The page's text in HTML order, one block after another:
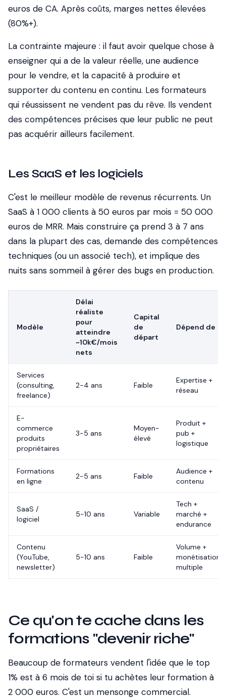
euros de CA. Après coûts, marges nettes élevées
(80%+).
La contrainte majeure : il faut avoir quelque chose à
enseigner qui a de la valeur réelle, une audience
pour le vendre, et la capacité à produire et
supporter du contenu en continu. Les formateurs
qui réussissent ne vendent pas du rêve. Ils vendent
des compétences précises que leur public ne peut
pas acquérir ailleurs facilement.
Les SaaS et les logiciels
C'est le meilleur modèle de revenus récurrents. Un
SaaS à 1 000 clients à 50 euros par mois = 50 000
euros de MRR. Mais construire ça prend 3 à 7 ans
dans la plupart des cas, demande des compétences
techniques (ou un associé tech), et implique des
nuits sans sommeil à gérer des bugs en production.
Modèle
Délai
réaliste
pour
atteindre
~10k€/mois
nets
Capital
de
départ
Dépend de
Services
(consulting,
freelance)
2-4 ans Faible
Expertise +
réseau
E-
commerce
produits
propriétaires
3-5 ans
Moyen-
élevé
Produit +
pub +
logistique
Formations
en ligne
2-5 ans Faible
Audience +
contenu
SaaS /
logiciel
5-10 ans Variable
Tech +
marché +
endurance
Contenu
(YouTube,
newsletter)
5-10 ans Faible
Volume +
monétisation
multiple
Ce qu'on te cache dans les
formations "devenir riche"
Beaucoup de formateurs vendent l'idée que le top
1% est à 6 mois de toi si tu achètes leur formation à
2 000 euros. C'est un mensonge commercial.